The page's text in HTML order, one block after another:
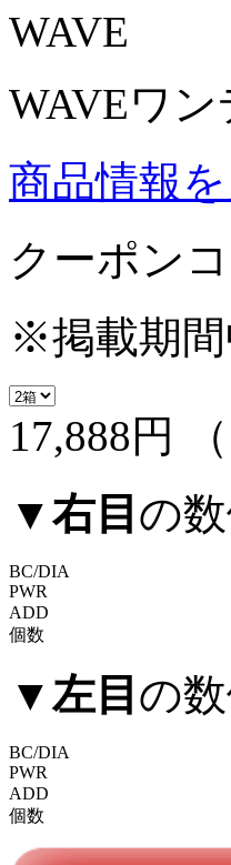
WAVE
WAVEワ
商品情報
クーポン
※掲載期間
17,888円
▼右目 の
BC/DIA
PWR
ADD
個数
▼左目 の
BC/DIA
PWR
ADD
個数